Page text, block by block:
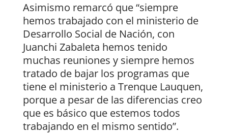
Asimismo remarcó que “siempre
hemos trabajado con el ministerio de
Desarrollo Social de Nación, con
Juanchi Zabaleta hemos tenido
muchas reuniones y siempre hemos
tratado de bajar los programas que
tiene el ministerio a Trenque Lauquen,
porque a pesar de las diferencias creo
que es básico que estemos todos
trabajando en el mismo sentido”.